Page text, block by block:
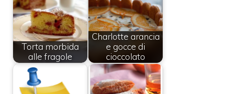
Torta morbida
alle fragole
Charlotte arancia
e gocce di
cioccolato